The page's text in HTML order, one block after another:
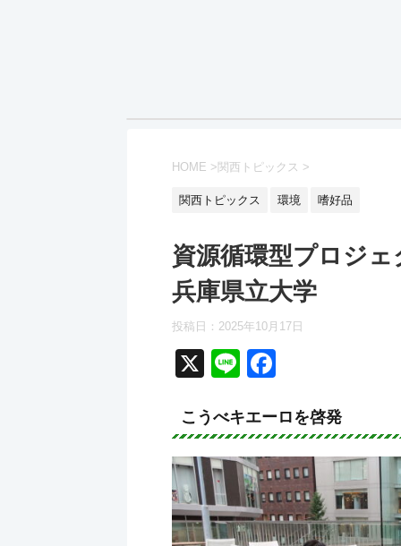
HOME > 関西トピックス >
関西トピックス 環境 嗜好品
資源循環型プロジ
兵庫県立大学
投稿日： 2025年10月17日
X
Li
e
c
e
b
o
o
こうべキエーロを啓発